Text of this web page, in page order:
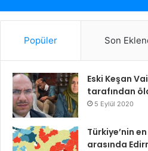
Popüler Son
Eski Keşan
tarafından
5 Eylül 2020
Türkiye’nin
arasında